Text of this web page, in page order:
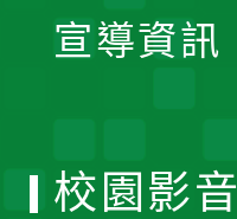
宣導資訊
校園影音